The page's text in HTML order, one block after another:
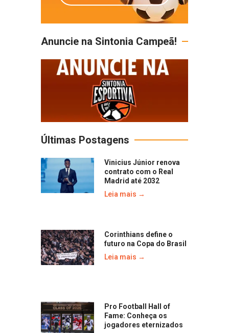
Anuncie na Sintonia Campeã!
Últimas Postagens
Vinicius Júnior renova
contrato com o Real
Madrid até 2032
Leia mais →
Corinthians define o
futuro na Copa do Brasil
Leia mais →
Pro Football Hall of
Fame: Conheça os
jogadores eternizados